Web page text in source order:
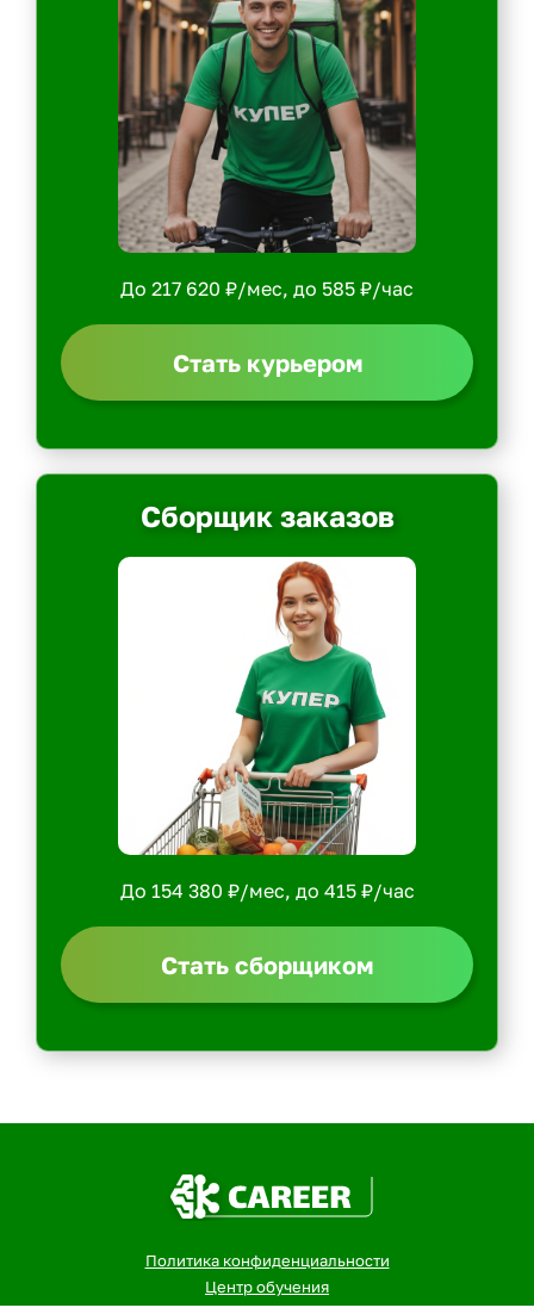
До 217 620 ₽/мес, до 585 ₽/час
Стать курьером
Сборщик заказов
До 154 380 ₽/мес, до 415 ₽/час
Стать сборщиком
Политика конфиденциальности
Центр обучения